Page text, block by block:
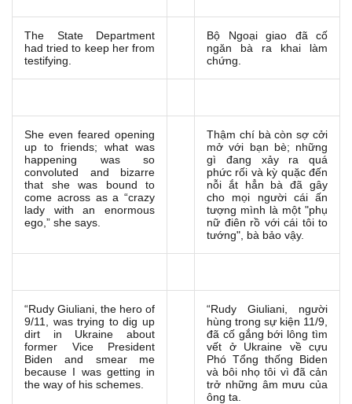
The State Department
had tried to keep her from
testifying.
Bộ Ngoại giao đã cố
ngăn bà ra khai làm
chứng.
She even feared opening
up to friends; what was
happening was so
convoluted and bizarre
that she was bound to
come across as a “crazy
lady with an enormous
ego,” she says.
Thậm chí bà còn sợ cởi
mở với bạn bè; những
gì đang xảy ra quá
phức rối và kỳ quặc đến
nỗi ắt hẳn bà đã gây
cho mọi người cái ấn
tượng mình là một "phụ
nữ điên rồ với cái tôi to
tướng", bà bảo vậy.
“Rudy Giuliani, the hero of
9/11, was trying to dig up
dirt in Ukraine about
former Vice President
Biden and smear me
because I was getting in
the way of his schemes.
“Rudy Giuliani, người
hùng trong sự kiện 11/9,
đã cố gắng bới lông tìm
vết ở Ukraine về cựu
Phó Tổng thống Biden
và bôi nhọ tôi vì đã cản
trở những âm mưu của
ông ta.